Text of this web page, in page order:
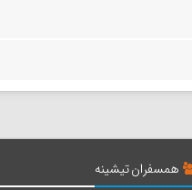
همسفران تیشینه